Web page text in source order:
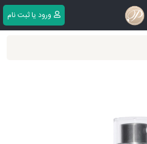
ورود یا ثبت ‌نام